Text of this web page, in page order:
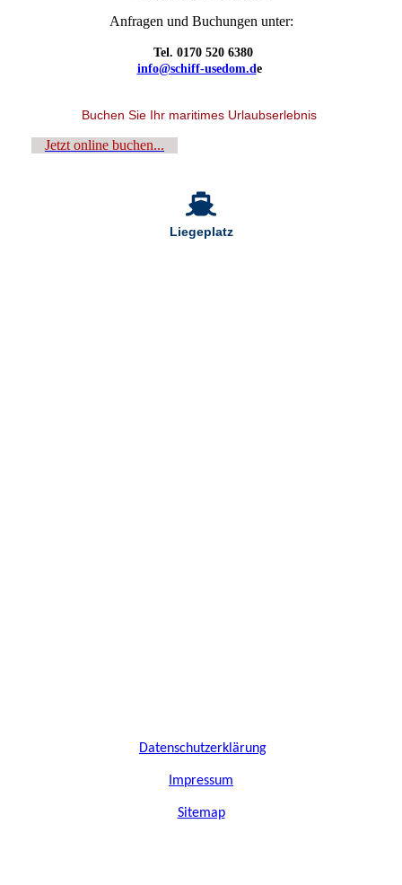
Anfragen und Buchungen unter:
Tel. 0170 520 6380
info@schiff-usedom.de
Buchen Sie Ihr maritimes Urlaubserlebnis
Jetzt online buchen...
Liegeplatz
Datenschutzerklärung
mpressum
Sitemap